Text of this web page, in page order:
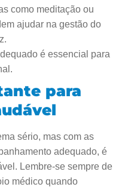
como meditação ou
ajudar na gestão do
é essencial para
para
sério, mas com as
adequado, é
Lembre-se sempre de
médico quando